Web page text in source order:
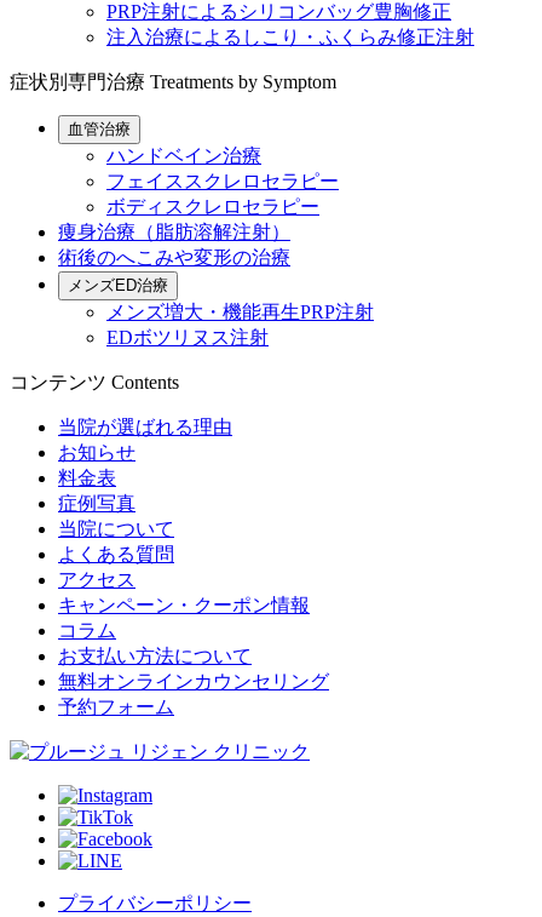
PRP注射によるシリコンバッグ豊胸修正
注入治療によるしこり・ふくらみ修正注射
症状別専門治療 Treatments by Symptom
血管治療
ハンドベイン治療
フェイススクレロセラピー
ボディスクレロセラピー
痩身治療（脂肪溶解注射）
術後のへこみや変形の治療
メンズED治療
メンズ増大・機能再生PRP注射
EDボツリヌス注射
コンテンツ Contents
当院が選ばれる理由
お知らせ
料金表
症例写真
当院について
よくある質問
アクセス
キャンペーン・クーポン情報
コラム
お支払い方法について
無料オンラインカウンセリング
予約フォーム
プライバシーポリシー